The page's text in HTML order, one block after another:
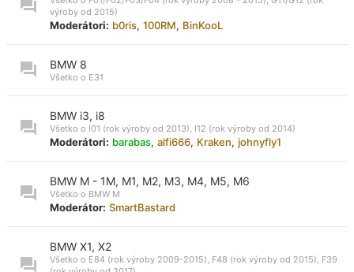
výroby od 2015)
Moderátori: b0ris, 100RM, BinKooL
BMW 8
Všetko o E31
BMW i3, i8
Všetko o I01 (rok výroby od 2013), I12 (rok výroby od 2014)
Moderátori: barabas, alfi666, Kraken, johnyfly1
BMW M - 1M, M1, M2, M3, M4, M5, M6
Všetko o BMW M
Moderátor: SmartBastard
BMW X1, X2
Všetko o E84 (rok výroby 2009-2015), F48 (rok výroby od 2015), F39